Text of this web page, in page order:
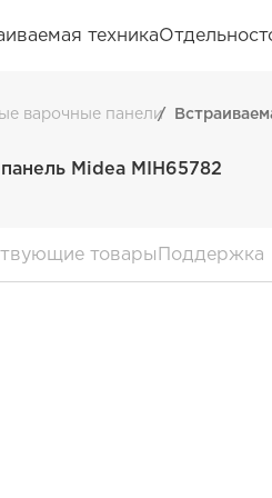
техника
варочные панели
Midea MIH65782
товарыПоддержка